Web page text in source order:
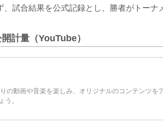
、試合結果を公式記録とし、勝者がトーナ
計量（YouTube）
の動画や音楽を楽しみ、オリジナルのコンテンツを
う。